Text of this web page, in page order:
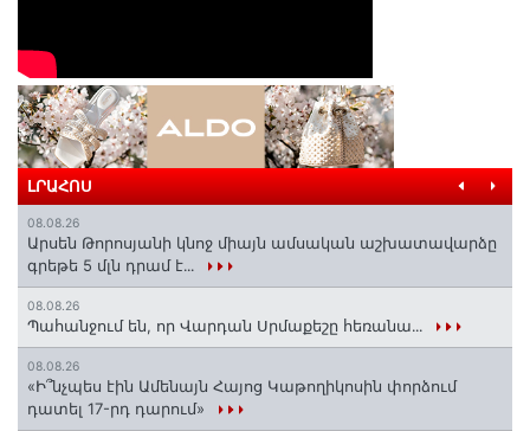
ԼՐԱՀՈՍ
08.08.26
Արսեն Թորոսյանի կնոջ միայն ամսական աշխատավարձը
գրեթե 5 մլն դրամ է․․․
08.08.26
Պահանջում են, որ Վարդան Սրմաքեշը հեռանա․․․
08.08.26
«Ի՞նչպես էին Ամենայն Հայոց Կաթողիկոսին փորձում
դատել 17-րդ դարում»